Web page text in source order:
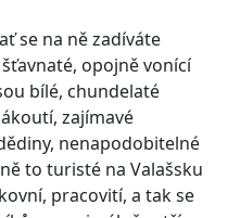
se na ně zadíváte
opojně vonící
bílé, chundelaté
zajímavé
nenapodobitelné
to turisté na Valašsku
pracovití, a tak se